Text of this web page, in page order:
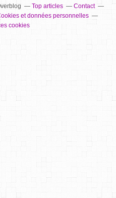
Top articles
Contact
et données personnelles
cookies